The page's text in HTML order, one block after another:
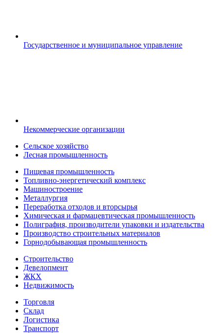
Государственное и муниципальное управление
Некоммерческие организации
Сельское хозяйство
Лесная промышленность
Пищевая промышленность
Топливно-энергетический комплекс
Машиностроение
Металлургия
Переработка отходов и вторсырья
Химическая и фармацевтическая промышленность
Полиграфия, производители упаковки и издательства
Производство строительных материалов
Горнодобывающая промышленность
Строительство
Девелопмент
ЖКХ
Недвижимость
Торговля
Склад
Логистика
Транспорт